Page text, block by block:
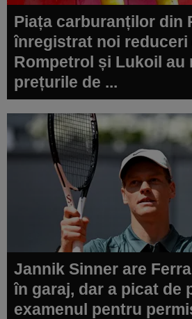
Piața carburanților din
înregistrat noi reduceri
Rompetrol și Lukoil au
prețurile de ...
Jannik Sinner are
în garaj, dar a picat de
examenul pentru